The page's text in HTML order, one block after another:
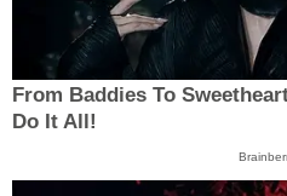
From Baddies To
Do It All!